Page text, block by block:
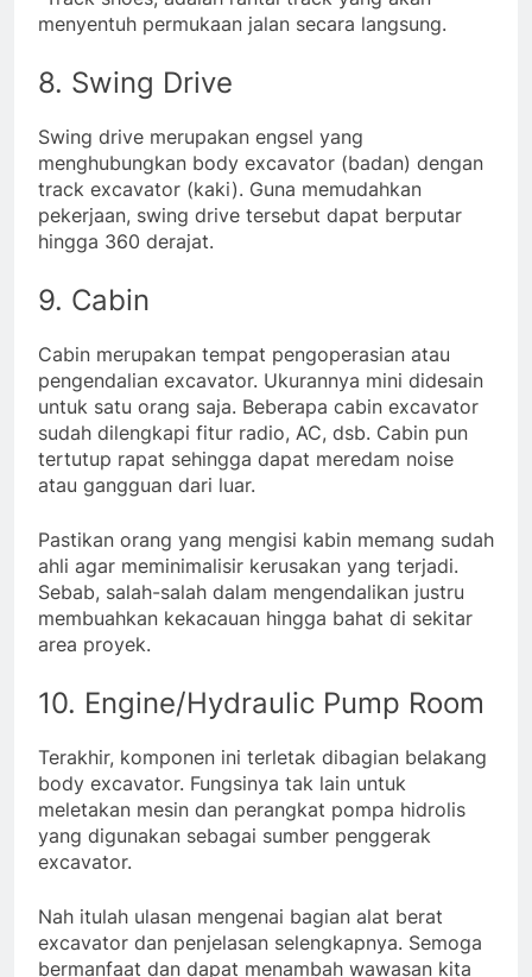
menyentuh permukaan jalan secara langsung.
8. Swing Drive
Swing drive merupakan engsel yang
menghubungkan body excavator (badan) dengan
track excavator (kaki). Guna memudahkan
pekerjaan, swing drive tersebut dapat berputar
hingga 360 derajat.
9. Cabin
Cabin merupakan tempat pengoperasian atau
pengendalian excavator. Ukurannya mini didesain
untuk satu orang saja. Beberapa cabin excavator
sudah dilengkapi fitur radio, AC, dsb. Cabin pun
tertutup rapat sehingga dapat meredam noise
atau gangguan dari luar.
Pastikan orang yang mengisi kabin memang sudah
ahli agar meminimalisir kerusakan yang terjadi.
Sebab, salah-salah dalam mengendalikan justru
membuahkan kekacauan hingga bahat di sekitar
area proyek.
10. Engine/Hydraulic Pump Room
Terakhir, komponen ini terletak dibagian belakang
body excavator. Fungsinya tak lain untuk
meletakan mesin dan perangkat pompa hidrolis
yang digunakan sebagai sumber penggerak
excavator.
Nah itulah ulasan mengenai bagian alat berat
excavator dan penjelasan selengkapnya. Semoga
bermanfaat dan dapat menambah wawasan kita